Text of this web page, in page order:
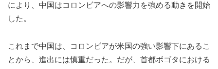
により、中国はコロンビアへの影響力を強める動きを開始
した。
これまで中国は、コロンビアが米国の強い影響下にあるこ
とから、進出には慎重だった。だが、首都ボゴタにおける